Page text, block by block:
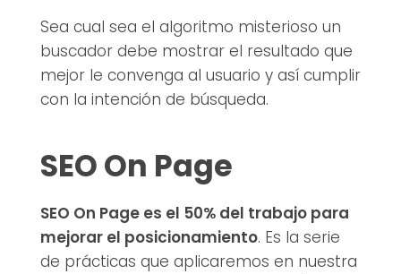
Sea cual sea el algoritmo misterioso un
buscador debe mostrar el resultado que
mejor le convenga al usuario y así cumplir
con la intención de búsqueda.
SEO On Page
SEO On Page es el 50% del trabajo para
mejorar el posicionamiento. Es la serie
de prácticas que aplicaremos en nuestra